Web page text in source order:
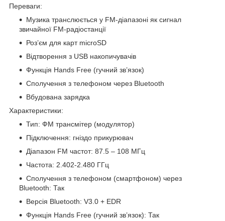
Переваги:
Музика транслюється у FM-діапазоні як сигнал
звичайної FM-радіостанції
Роз’єм для карт microSD
Відтворення з USB накопичувачів
Функція Hands Free (гучний зв’язок)
Сполучення з телефоном через Bluetooth
Вбудована зарядка
Характеристики:
Тип: ФМ трансмітер (модулятор)
Підключення: гніздо прикурювач
Діапазон FM частот: 87.5 – 108 МГц
Частота: 2.402-2.480 ГГц
Сполучення з телефоном (смартфоном) через
Bluetooth: Так
Версія Bluetooth: V3.0 + EDR
Функція Hands Free (гучний зв’язок): Так